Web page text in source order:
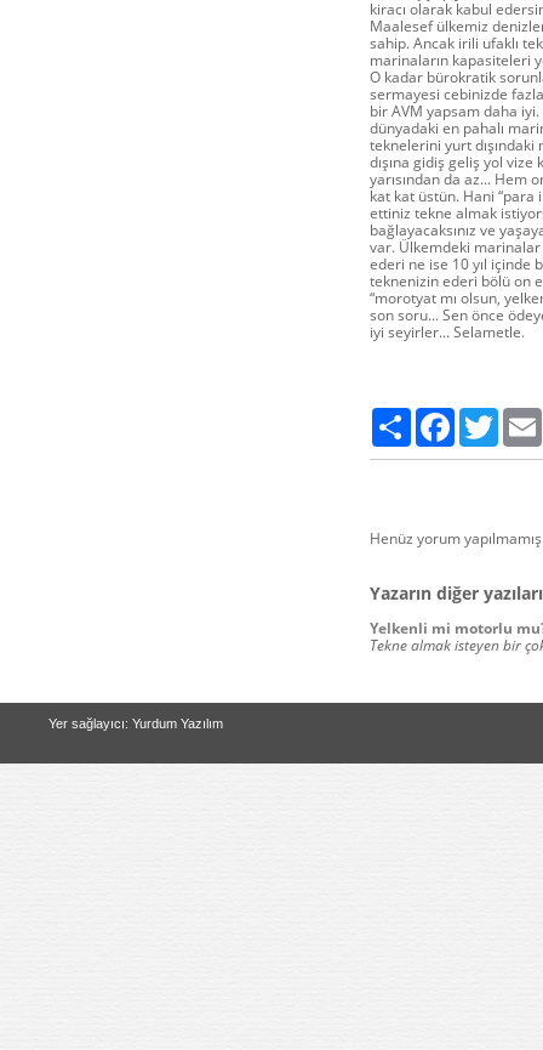
kiracı olarak kabul
Maalesef ülkemiz
sahip. Ancak irili ufaklı
marinaların kapasiteleri
O kadar bürokratik
sermayesi cebinizde
bir AVM yapsam daha
dünyadaki en pahalı
teknelerini yurt
dışına gidiş geliş yol
yarısından da az...
kat kat üstün. Hani “para
ettiniz tekne almak
bağlayacaksınız ve
var. Ülkemdeki
ederi ne ise 10 yıl içinde
teknenizin ederi bölü on
“morotyat mı olsun,
son soru... Sen önce
iyi seyirler... Selametle.
Paylaş Facebook
Henüz yorum
Yazarın diğer yazıları
Yelkenli mi motorlu
Tekne almak isteyen bir
Yer sağlayıcı: Yurdum Yazılım